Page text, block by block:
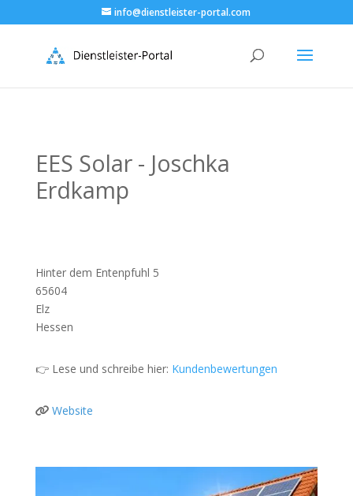
info@dienstleister-portal.com
EES Solar - Joschka
Erdkamp
Hinter dem Entenpfuhl 5
65604
Elz
Hessen
👉 Lese und schreibe hier: Kundenbewertungen
Website